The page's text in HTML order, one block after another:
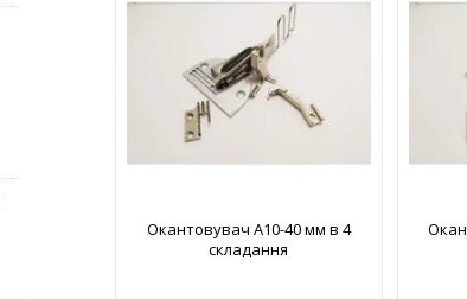
Окантовувач А10-40 мм в 4
складання